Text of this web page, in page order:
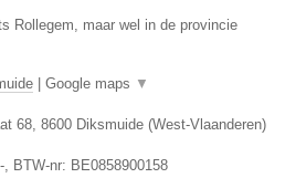
Rollegem, maar wel in de provincie
Google maps ▼
68, 8600 Diksmuide (West-Vlaanderen)
-, BTW-nr: BE0858900158